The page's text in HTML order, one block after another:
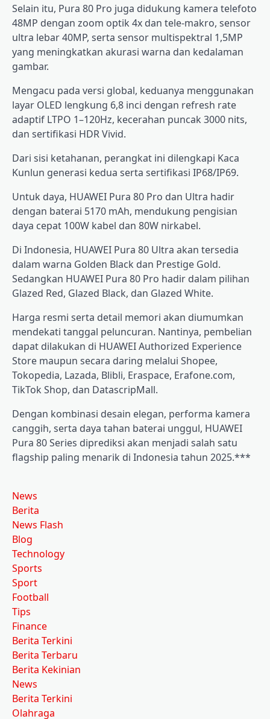
Selain itu, Pura 80 Pro juga didukung kamera telefoto
48MP dengan zoom optik 4x dan tele-makro, sensor
ultra lebar 40MP, serta sensor multispektral 1,5MP
yang meningkatkan akurasi warna dan kedalaman
gambar.
Mengacu pada versi global, keduanya menggunakan
layar OLED lengkung 6,8 inci dengan refresh rate
adaptif LTPO 1–120Hz, kecerahan puncak 3000 nits,
dan sertifikasi HDR Vivid.
Dari sisi ketahanan, perangkat ini dilengkapi Kaca
Kunlun generasi kedua serta sertifikasi IP68/IP69.
Untuk daya, HUAWEI Pura 80 Pro dan Ultra hadir
dengan baterai 5170 mAh, mendukung pengisian
daya cepat 100W kabel dan 80W nirkabel.
Di Indonesia, HUAWEI Pura 80 Ultra akan tersedia
dalam warna Golden Black dan Prestige Gold.
Sedangkan HUAWEI Pura 80 Pro hadir dalam pilihan
Glazed Red, Glazed Black, dan Glazed White.
Harga resmi serta detail memori akan diumumkan
mendekati tanggal peluncuran. Nantinya, pembelian
dapat dilakukan di HUAWEI Authorized Experience
Store maupun secara daring melalui Shopee,
Tokopedia, Lazada, Blibli, Eraspace, Erafone.com,
TikTok Shop, dan DatascripMall.
Dengan kombinasi desain elegan, performa kamera
canggih, serta daya tahan baterai unggul, HUAWEI
Pura 80 Series diprediksi akan menjadi salah satu
flagship paling menarik di Indonesia tahun 2025.***
News
Berita
News Flash
Blog
Technology
Sports
Sport
Football
Tips
Finance
Berita Terkini
Berita Terbaru
Berita Kekinian
News
Berita Terkini
Olahraga